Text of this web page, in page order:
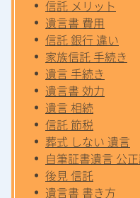
信託 メリット
遺言書 費用
信託 銀行 違い
家族信託 手続き
遺言 手続き
遺言書 効力
遺言 相続
信託 節税
葬式 しない 遺言
自筆証書遺言 公
後見 信託
遺言書 書き方